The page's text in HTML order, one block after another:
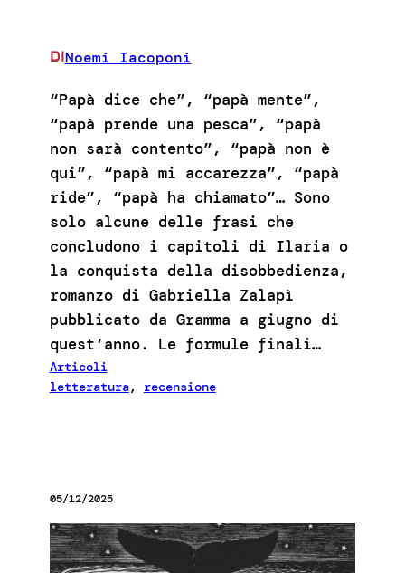
DINoemi Iacoponi
“Papà dice che”, “papà mente”,
“papà prende una pesca”, “papà
non sarà contento”, “papà non è
qui”, “papà mi accarezza”, “papà
ride”, “papà ha chiamato”… Sono
solo alcune delle frasi che
concludono i capitoli di Ilaria o
la conquista della disobbedienza,
romanzo di Gabriella Zalapì
pubblicato da Gramma a giugno di
quest’anno. Le formule finali…
Articoli
letteratura, recensione
05/12/2025